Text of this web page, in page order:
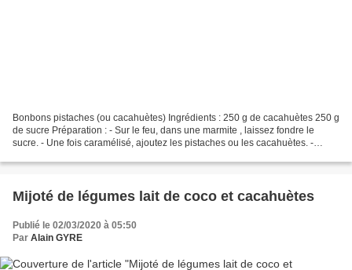
Bonbons pistaches (ou cacahuètes) Ingrédients : 250 g de cacahuètes 250 g
de sucre Préparation : - Sur le feu, dans une marmite , laissez fondre le
sucre. - Une fois caramélisé, ajoutez les pistaches ou les cacahuètes. -
Mijoté de légumes lait de coco et cacahuètes
Publié le 02/03/2020 à 05:50
Par Alain GYRE